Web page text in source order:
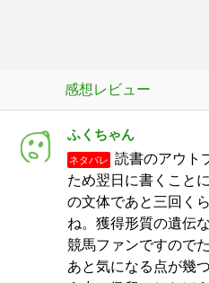
感想レビュー
ふくちゃん
ネタバレ
読書のアウト
ため翌日に書くこと
の文体であと三回く
ね。獲得形質の遺伝
競馬ファンですので
あと気になる点が幾